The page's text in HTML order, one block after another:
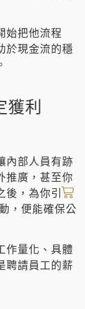
始把他流程
於現金流的穩
利
內部人員有跡
推廣，甚至你
，為你引
，便能確保公
作量化、具體
聘請員工的薪